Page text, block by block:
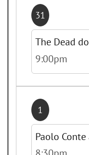
31
The Dead
9:00pm
1
Paolo